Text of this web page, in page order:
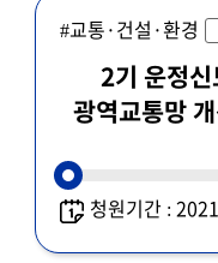
#교통·건설·환경
2기 운정신
광역교통망
청원기간 :